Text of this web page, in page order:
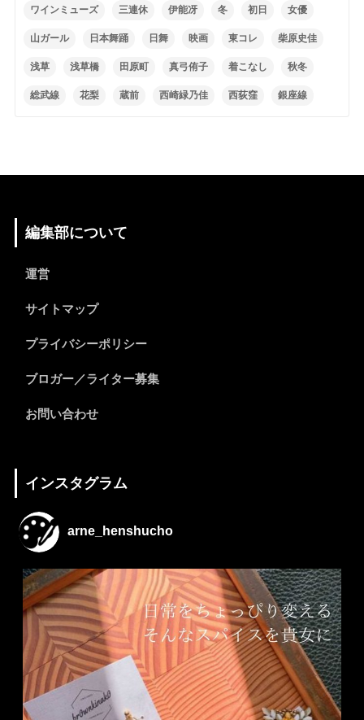
ワインミューズ 三連休 伊能冴 冬 初日 女優
山ガール 日本舞踊 日舞 映画 東コレ 柴原史佳
浅草 浅草橋 田原町 真弓侑子 着こなし 秋冬
総武線 花梨 蔵前 西崎緑乃佳 西荻窪 銀座線
編集部について
運営
サイトマップ
プライバシーポリシー
ブロガー／ライター募集
お問い合わせ
インスタグラム
arne_henshucho